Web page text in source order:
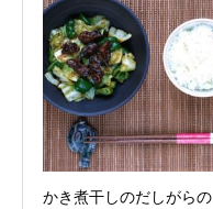
かき煮干しのだしがらの